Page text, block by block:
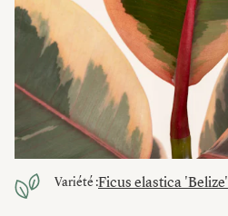
Variété :Ficus elastica 'Belize'